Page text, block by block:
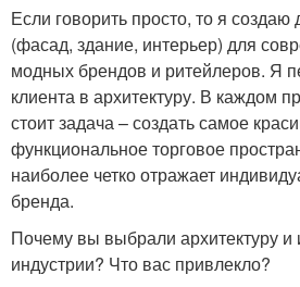
Если говорить просто, то я создаю
(фасад, здание, интерьер) для
модных брендов и ритейлеров. Я
клиента в архитектуру. В каждом
стоит задача – создать самое
функциональное торговое
наиболее четко отражает
бренда.
Почему вы выбрали архитектуру
индустрии? Что вас привлекло?